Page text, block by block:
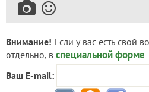
Внимание! Если у вас есть свой
отдельно, в специальной форме
Ваш E-mail: